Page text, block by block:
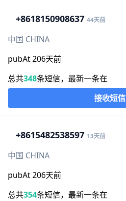
+8618150908637 44天前
中国 CHINA
pubAt 206天前
总共348条短信，最新一条在
接收短信
+8615482538597 13天前
中国 CHINA
pubAt 206天前
总共354条短信，最新一条在